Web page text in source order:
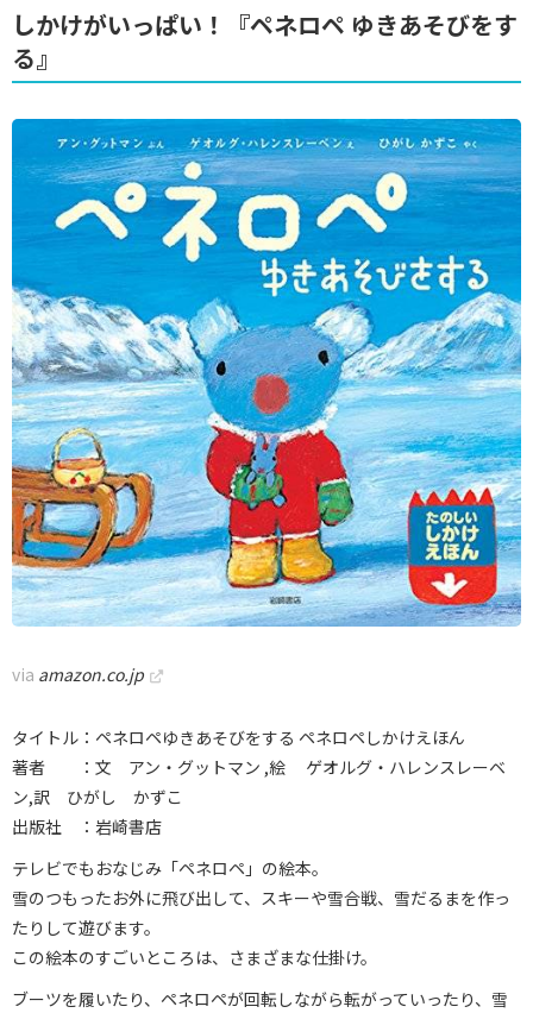
しかけがいっぱい！『ペネロペ ゆきあそびをす
る』
via amazon.co.jp
タイトル：ペネロペゆきあそびをする ペネロペしかけえほん
著者 ：文 アン・グットマン ,絵 ゲオルグ・ハレンスレーベ
ン,訳 ひがし かずこ
出版社 ：岩崎書店
テレビでもおなじみ「ペネロペ」の絵本。
雪のつもったお外に飛び出して、スキーや雪合戦、雪だるまを作っ
たりして遊びます。
この絵本のすごいところは、さまざまな仕掛け。
ブーツを履いたり、ペネロペが回転しながら転がっていったり、雪